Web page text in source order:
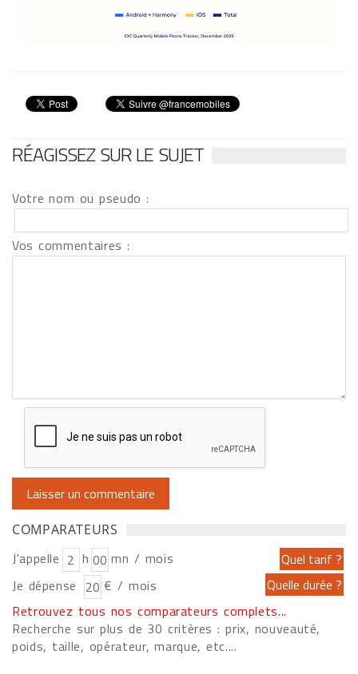
RÉAGISSEZ SUR LE SUJET
Votre nom ou pseudo :
Vos commentaires :
COMPARATEURS
J'appelle h
mn / mois
Je dépense
€ / mois
Retrouvez tous nos comparateurs complets...
Recherche sur plus de 30 critères : prix, nouveauté,
poids, taille, opérateur, marque, etc....